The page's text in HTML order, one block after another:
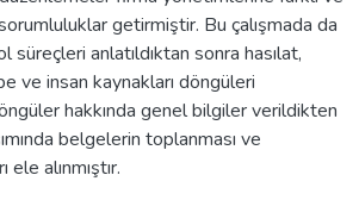
getirmiştir. Bu çalışmada da
anlatıldıktan sonra hasılat,
ve insan kaynakları döngüleri
hakkında genel bilgiler verildikten
belgelerin toplanması ve
ele alınmıştır.